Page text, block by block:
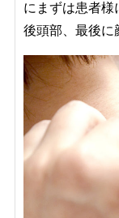
にまずは患者様
後頭部、最後に